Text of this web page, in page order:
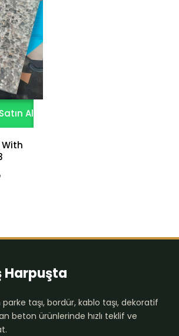
Al
Harpuşta
taşı, bordür, kablo taşı, dekoratif
beton ürünlerinde hızlı teklif ve